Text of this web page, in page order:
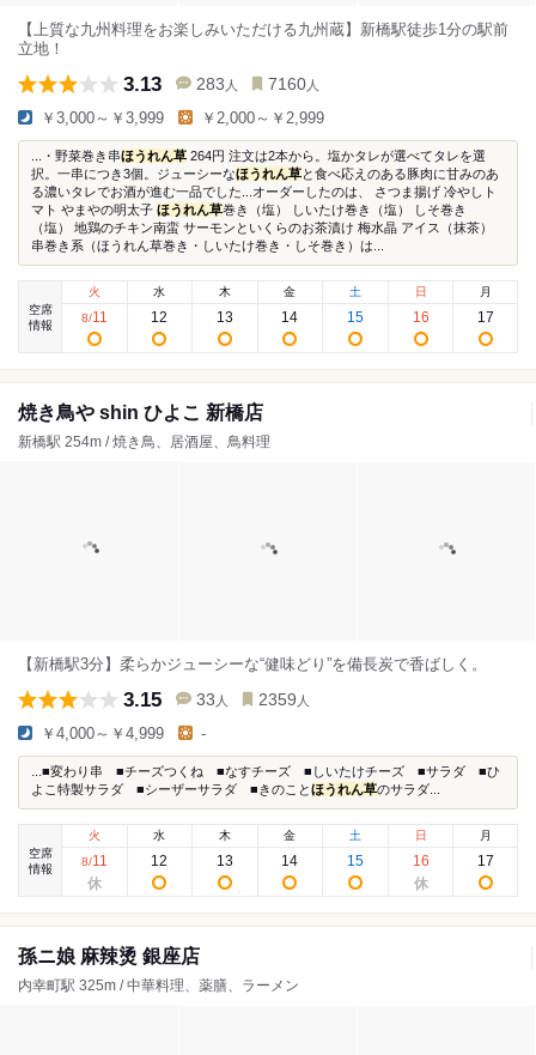
【上質な九州料理をお楽しみいただける九州蔵】新橋駅徒歩1分の駅前
立地！
3.13 283 人 7160 人
￥3,000～￥3,999 ￥2,000～￥2,999
...・野菜巻き串ほうれん草 264円 注文は2本から。塩かタレが選べてタレを選
択。一串につき3個。ジューシーなほうれん草と食べ応えのある豚肉に甘みのあ
る濃いタレでお酒が進む一品でした...オーダーしたのは、 さつま揚げ 冷やしト
マト やまやの明太子 ほうれん草巻き（塩） しいたけ巻き（塩） しそ巻き
（塩） 地鶏のチキン南蛮 サーモンといくらのお茶漬け 梅水晶 アイス（抹茶）
串巻き系（ほうれん草巻き・しいたけ巻き・しそ巻き）は...
空席
情報
火
8/11
水
12
木
13
金
14
土
15
日
16
月
17
焼き鳥や shin ひよこ 新橋店
新橋駅 254m / 焼き鳥、居酒屋、鳥料理
【新橋駅3分】柔らかジューシーな“健味どり”を備長炭で香ばしく。
3.15 33 人 2359 人
￥4,000～￥4,999 -
...■変わり串 ■チーズつくね ■なすチーズ ■しいたけチーズ ■サラダ ■ひ
よこ特製サラダ ■シーザーサラダ ■きのことほうれん草のサラダ...
空席
情報
火
8/11
水
12
木
13
金
14
土
15
日
16
月
17
孫ニ娘 麻辣烫 銀座店
内幸町駅 325m / 中華料理、薬膳、ラーメン